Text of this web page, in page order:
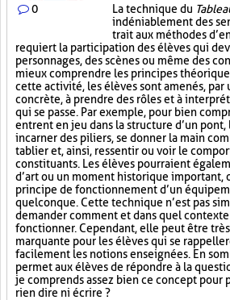
0 La technique du
indéniablement des
trait aux méthodes
requiert la participation des élèves qui
personnages, des scènes ou même des
mieux comprendre les principes
cette activité, les élèves sont amenés, par
concrète, à prendre des rôles et à
qui se passe. Par exemple, pour bien
entrent en jeu dans la structure d’un
incarner des piliers, se donner la main
tablier et, ainsi, ressentir ou voir le
constituants. Les élèves pourraient
d’art ou un moment historique important,
principe de fonctionnement d’un
quelconque. Cette technique n’est pas
demander comment et dans quel
fonctionner. Cependant, elle peut être
marquante pour les élèves qui se
facilement les notions enseignées. En
permet aux élèves de répondre à la
je comprends assez bien ce concept pour
rien dire ni écrire ?